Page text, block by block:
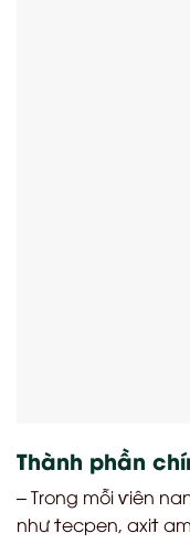
Thành phần
– Trong mỗiѵiên
nhưϯecpen, axiϯ